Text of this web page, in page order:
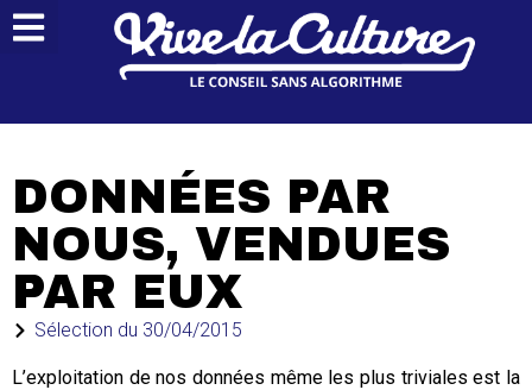
DONNÉES PAR
NOUS, VENDUES
PAR EUX
Sélection du 30/04/2015
L’exploitation de nos données même les plus triviales est la